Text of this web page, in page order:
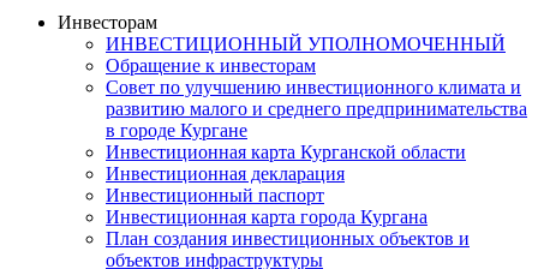
Инвесторам
ИНВЕСТИЦИОННЫЙ УПОЛНОМОЧЕННЫЙ
Обращение к инвесторам
Совет по улучшению инвестиционного климата и
развитию малого и среднего предпринимательства
в городе Кургане
Инвестиционная карта Курганской области
Инвестиционная декларация
Инвестиционный паспорт
Инвестиционная карта города Кургана
План создания инвестиционных объектов и
объектов инфраструктуры